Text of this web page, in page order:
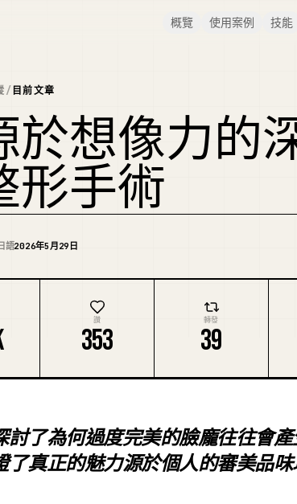
概覽 使用案例 技能
/ 目前文章
於想像力的
形手術
日語2026年5月29日
讚
353
轉發
39
討了為何過度完美的臉龐往往會
了真正的魅力源於個人的審美品